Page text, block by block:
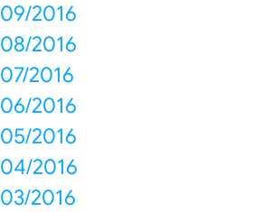
09/2016
08/2016
07/2016
06/2016
05/2016
04/2016
03/2016